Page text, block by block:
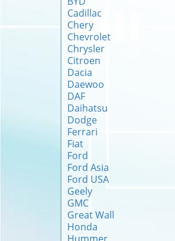
Cadillac
Chery
Chevrolet
Chrysler
Citroen
Dacia
Daewoo
DAF
Daihatsu
Dodge
Ferrari
Fiat
Ford
Ford Asia
Ford USA
Geely
GMC
Great Wall
Honda